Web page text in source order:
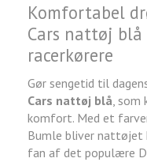
Komfortabel
Cars nattøj
racerkørere
Gør sengetid til
Cars nattøj blå, som
komfort. Med et
Bumle bliver nattøjet
fan af det populære